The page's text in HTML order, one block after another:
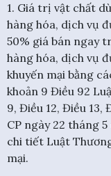
1. Giá trị vật chất
hàng hóa, dịch vụ
50% giá bán ngay
hàng hóa, dịch vụ
khuyến mại bằng
khoản 9 Điều 92
9, Điều 12, Điều
CP ngày 22 tháng
chi tiết Luật
mại.